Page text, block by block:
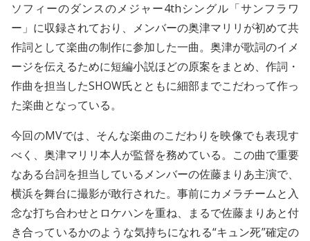
ソフィーのダンスのメジャー4thシングル「サンフラワ
ー」に収録されており、メンバーの奥津マリリが初めて共
作詞として楽曲の制作に参加した一曲。奥津が歌詞のイメ
ージを伝えるために短編小説ほどの原案をまとめ、作詞・
作曲を担当したSHOW氏とともに細部までこだわって作っ
た楽曲となっている。
今回のMVでは、そんな楽曲のこだわりを映像でも表現す
べく、奥津マリリ本人が監督を務めている。この曲で重要
なある台詞を担当しているメンバーの佐藤まりあ主演で、
横浜を舞台に撮影が敢行された。事前にカメラチームと入
念な打ち合わせとロケハンを重ね、まるで佐藤まりあと付
き合っているかのような気持ちになれる“キュン死”確定の